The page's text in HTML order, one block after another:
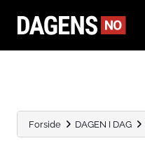
Forside DAGEN I DAG